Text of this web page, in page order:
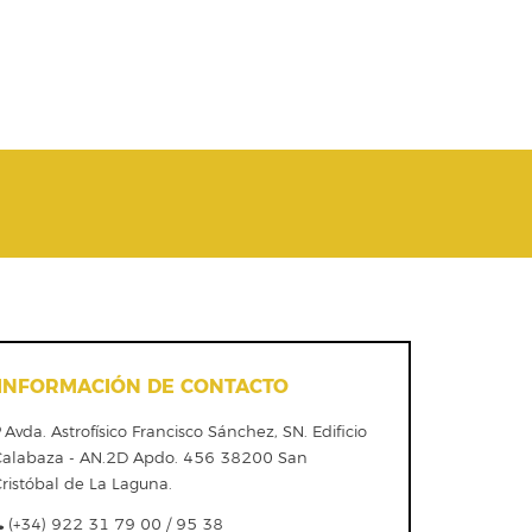
DE CONTACTO
Avda. Astrofísico Francisco Sánchez, SN. Edificio
- AN.2D Apdo. 456 38200 San
de La Laguna.
(+34) 922 31 79 00 / 95 38